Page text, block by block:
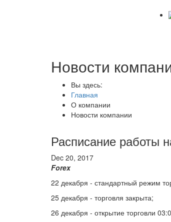
Новости
Вы здесь:
Главная
О компании
Новости компании
Расписание работы
Dec 20, 2017
Forex
22 декабря - стандартный режим
25 декабря - торговля закрыта;
26 декабря - открытие торговли